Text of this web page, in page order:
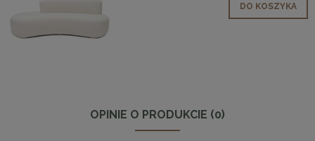
DO KOSZYKA
OPINIE O PRODUKCIE (0)